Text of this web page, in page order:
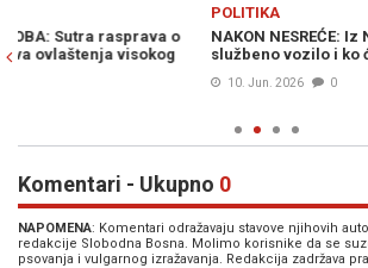
NAKON NESREĆE: Iz NSRS-a otkrili je li
službeno vozilo i ko će platiti štetu
Komentari - Ukupno 0
NAPOMENA: Komentari odražavaju stavove njihovih
redakcije Slobodna Bosna. Molimo korisnike da se
psovanja i vulgarnog izražavanja. Redakcija zadržava